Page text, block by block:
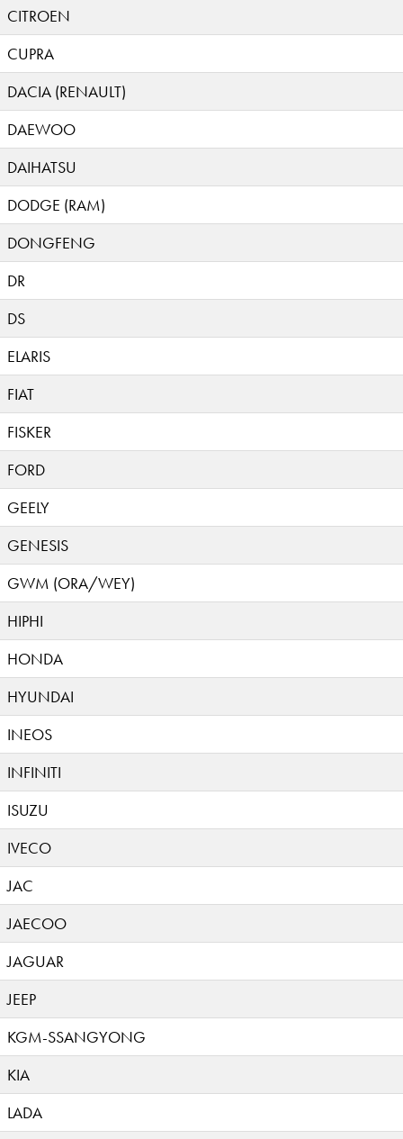
CITROEN
CUPRA
DACIA (RENAULT)
DAEWOO
DAIHATSU
DODGE (RAM)
DONGFENG
DR
DS
ELARIS
FIAT
FISKER
FORD
GEELY
GENESIS
GWM (ORA/WEY)
HIPHI
HONDA
HYUNDAI
INEOS
INFINITI
ISUZU
IVECO
JAC
JAECOO
JAGUAR
JEEP
KGM-SSANGYONG
KIA
LADA